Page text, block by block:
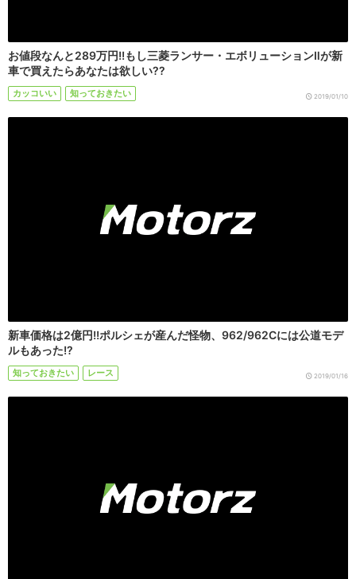
お値段なんと289万円!!もし三菱ランサー・エボリューションⅡが新
車で買えたらあなたは欲しい??
カッコいい 知っておきたい 2019/01/10
新車価格は2億円!!ポルシェが産んだ怪物、962/962Cには公道モデ
ルもあった!?
知っておきたい レース 2019/01/16